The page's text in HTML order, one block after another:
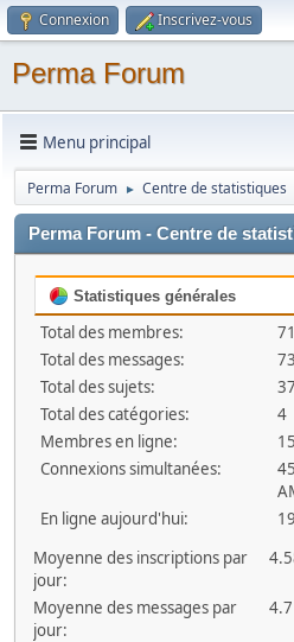
Connexion Inscrivez-vous
Perma Forum
Menu principal
Perma Forum ► Centre de statistiques
Perma Forum - Centre de
Statistiques générales
Total des membres:
Total des messages:
Total des sujets:
Total des catégories:
4
Membres en ligne:
Connexions simultanées:
En ligne aujourd'hui:
Moyenne des inscriptions par
jour:
Moyenne des messages par
jour:
4.7